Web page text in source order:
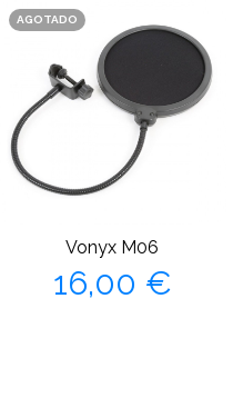
AGOTADO
Vonyx M06
Precio
16,00 €